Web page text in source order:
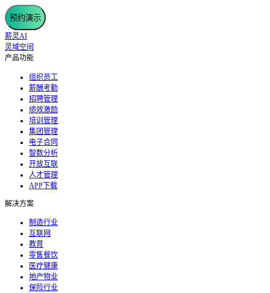
预约演示
薪灵AI
灵域空间
产品功能
组织员工
薪酬考勤
招聘管理
绩效激励
培训管理
集团管理
电子合同
智数分析
开放互联
人才管理
APP下载
解决方案
制造行业
互联网
教育
零售餐饮
医疗健康
地产物业
保险行业